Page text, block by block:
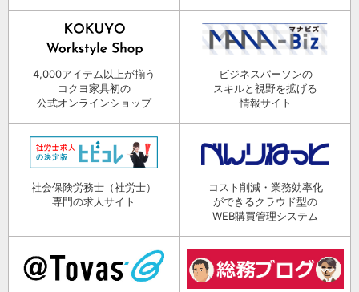
4,000アイテム以上が揃う
コクヨ家具初の
公式オンラインショップ
ビジネスパーソンの
スキルと視野を拡げる
情報サイト
社会保険労務士（社労士）
専門の求人サイト
コスト削減・業務効率化
ができるクラウド型の
WEB購買管理システム